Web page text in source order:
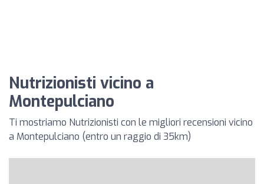
Nutrizionisti vicino a
Montepulciano
Ti mostriamo Nutrizionisti con le migliori recensioni vicino
a Montepulciano (entro un raggio di 35km)